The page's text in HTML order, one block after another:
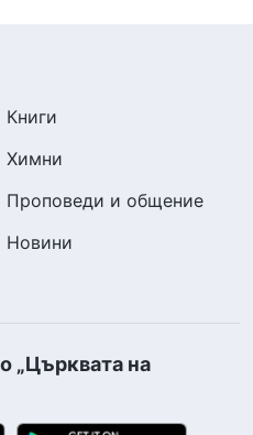
Книги
Химни
Проповеди и общение
Новини
„Църквата на